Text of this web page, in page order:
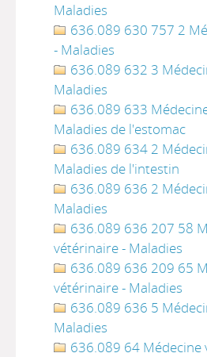
Maladies
636.089 630 757 2
- Maladies
636.089 632 3
Maladies
636.089 633
Maladies de l'estomac
636.089 634 2
Maladies de l'intestin
636.089 636 2
Maladies
636.089 636 207 58
vétérinaire - Maladies
636.089 636 209 65
vétérinaire - Maladies
636.089 636 5
Maladies
636.089 64 Médecine